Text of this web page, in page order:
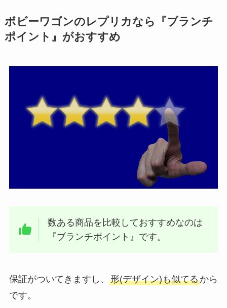
ボビーワゴンのレプリカなら『ブランチ
ポイント』がおすすめ
数ある商品を比較しておすすめなのは
『ブランチポイント』です。
保証がついてきますし、 形(デザイン)も似てるから
です。